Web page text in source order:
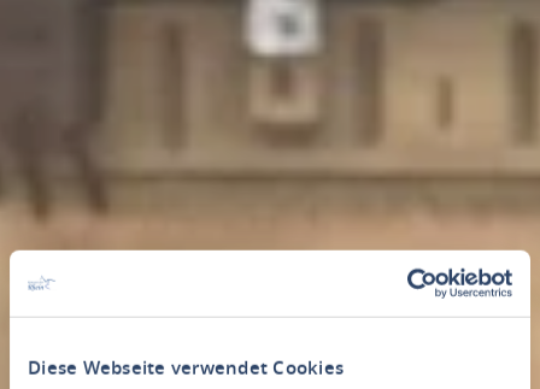
Diese Webseite verwendet Cookies